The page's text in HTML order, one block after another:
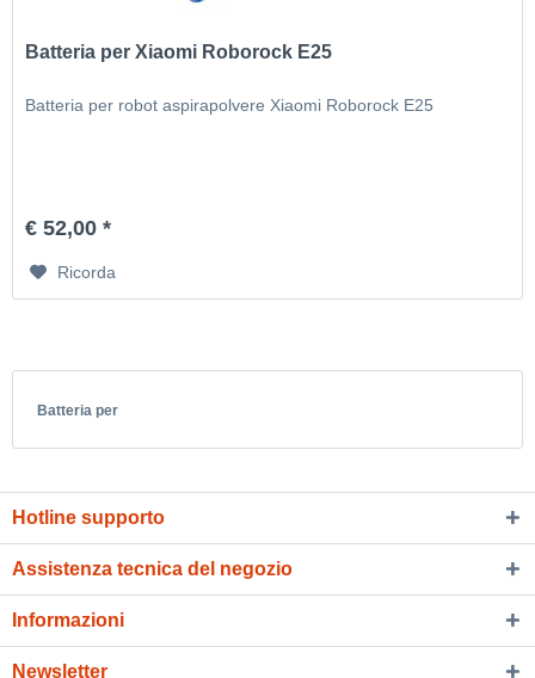
Batteria per Xiaomi Roborock E25
Batteria per robot aspirapolvere Xiaomi Roborock E25
€ 52,00 *
Ricorda
Batteria per
Hotline supporto
Assistenza tecnica del negozio
Informazioni
Newsletter